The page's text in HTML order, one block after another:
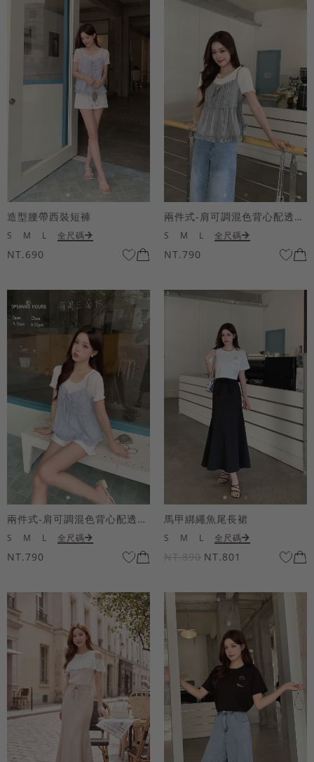
造型腰帶西裝短褲
S M L 全尺碼
NT.690
兩件式-肩可調混色背心配透膚短袖上衣
S M L 全尺碼
NT.790
兩件式-肩可調混色背心配透膚短袖上衣
S M L 全尺碼
NT.790
馬甲綁繩魚尾長裙
S M L 全尺碼
NT.890 NT.801